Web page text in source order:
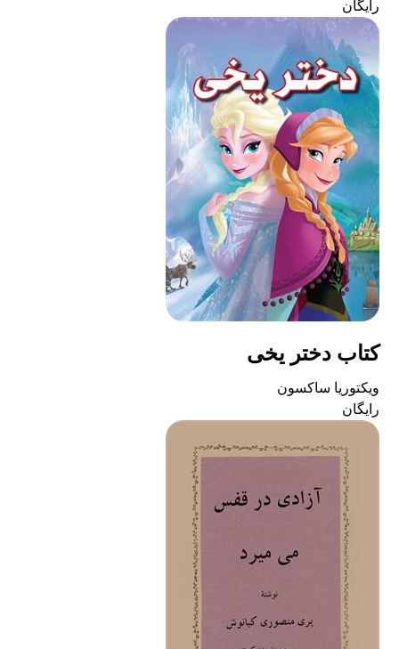
رایگان
کتاب دختر یخی
ویکتوریا ساکسون
رایگان